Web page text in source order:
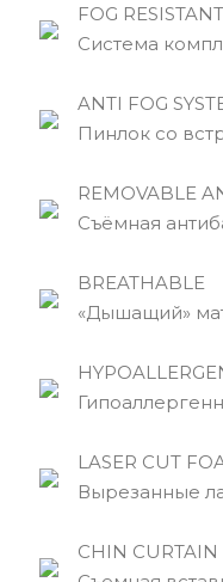
FOG RESISTANT
Система
ANTI FOG
Пинлок со
REMOVABLE
Съёмная
BREATHABLE
«Дышащий»
LASER CUT
Вырезанные
CHIN CURTAIN